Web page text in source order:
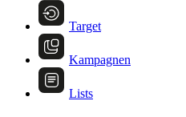
Target
Kampagnen
Lists